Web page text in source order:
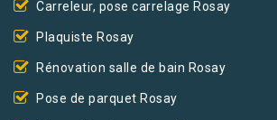
Carreleur, pose carrelage Rosay
Plaquiste Rosay
Rénovation salle de bain Rosay
Pose de parquet Rosay